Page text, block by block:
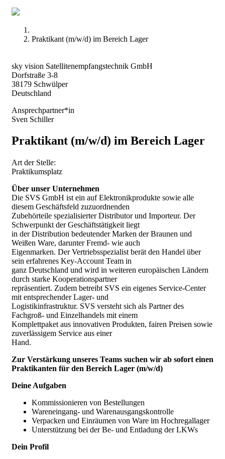
Praktikant (m/w/d) im Bereich Lager
sky vision Satellitenempfangstechnik GmbH
Dorfstraße 3-8
38179 Schwülper
Deutschland
Ansprechpartner*in
Sven Schiller
Praktikant (m/w/d) im Bereich Lager
Art der Stelle:
Praktikumsplatz
Über unser Unternehmen
Die SVS GmbH ist ein auf Elektronikprodukte sowie alle
diesem Geschäftsfeld zuzuordnenden
Zubehörteile spezialisierter Distributor und Importeur. Der
Schwerpunkt der Geschäftstätigkeit liegt
in der Distribution bedeutender Marken der Braunen und
Weißen Ware, darunter Fremd- wie auch
Eigenmarken. Der Vertriebsspezialist berät den Handel über
sein erfahrenes Key-Account Team in
ganz Deutschland und wird in weiteren europäischen Ländern
durch starke Kooperationspartner
repräsentiert. Zudem betreibt SVS ein eigenes Service-Center
mit entsprechender Lager- und
Logistikinfrastruktur. SVS versteht sich als Partner des
Fachgroß- und Einzelhandels mit einem
Komplettpaket aus innovativen Produkten, fairen Preisen sowie
zuverlässigem Service aus einer
Hand.
Zur Verstärkung unseres Teams suchen wir ab sofort einen
Praktikanten für den Bereich Lager (m/w/d)
Deine Aufgaben
Kommissionieren von Bestellungen
Wareneingang- und Warenausgangskontrolle
Verpacken und Einräumen von Ware im Hochregallager
Unterstützung bei der Be- und Entladung der LKWs
Dein Profil